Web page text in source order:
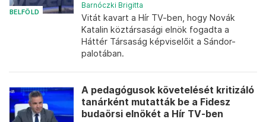
BELFÖLD
Barnóczki Brigitta
Vitát kavart a Hír TV-ben, hogy Novák
Katalin köztársasági elnök fogadta a
Háttér Társaság képviselőit a Sándor-
palotában.
A pedagógusok követelését kritizáló
tanárként mutatták be a Fidesz
budaörsi elnökét a Hír TV-ben